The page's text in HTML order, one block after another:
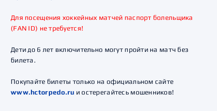
Для посещения хоккейных матчей паспорт болельщика
(FAN ID) не требуется!
Дети до 6 лет включительно могут пройти на матч без
билета.
Покупайте билеты только на официальном сайте
www.hctorpedo.ru и остерегайтесь мошенников!